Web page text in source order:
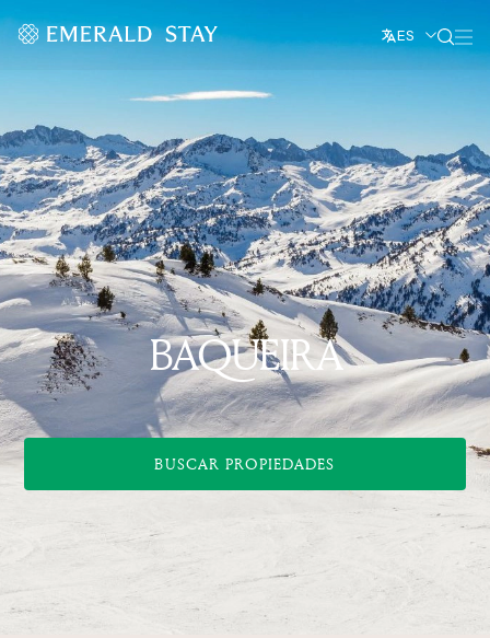
ES
BAQUEIRA
BUSCAR PROPIEDADES